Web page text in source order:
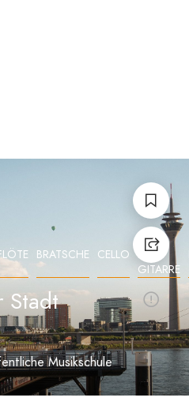
BRATSCHE CELLO E-
GITARRE
Stadt
Musikschule